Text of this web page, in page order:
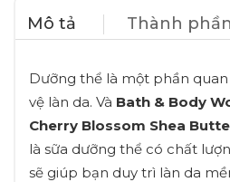
Mô tả Thành phần
Dưỡng thể là một phần
vệ làn da. Và Bath & Body
Cherry Blossom Shea
là sữa dưỡng thể có chất
sẽ giúp bạn duy trì làn da